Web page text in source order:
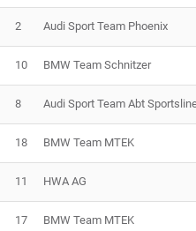
2 Audi Sport Team Phoenix
10 BMW Team Schnitzer
8 Audi Sport Team Abt
18 BMW Team MTEK
11 HWA AG
17 BMW Team MTEK